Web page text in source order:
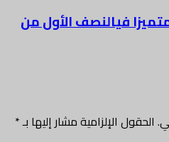
فيالنصف الأول من
الحقول الإلزامية مشار إليها بـ*